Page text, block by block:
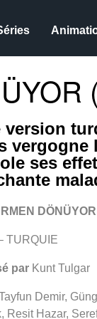
version
vergogne
ses
DÖNÜYOR
TURQUIE
par Kunt Tulgar
Demir,
Resit Hazar,